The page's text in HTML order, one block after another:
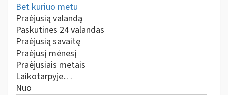
Bet kuriuo metu
Praėjusią valandą
Paskutines 24 valandas
Praėjusią savaitę
Praėjusį mėnesį
Praėjusiais metais
Laikotarpyje…
Nuo